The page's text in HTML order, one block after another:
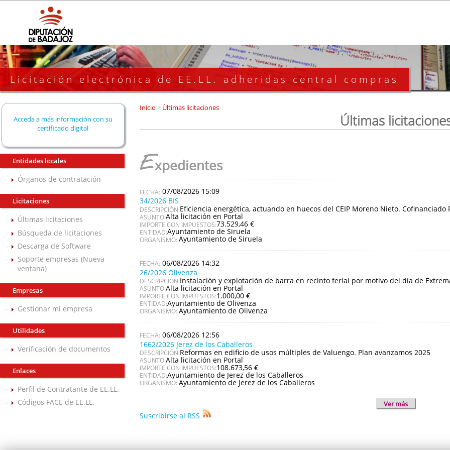
Licitación electrónica de EE.LL. adheridas central compras
Acceda a más información con su
certificado digital
Entidades locales
Órganos de contratación
Licitaciones
Últimas licitaciones
Búsqueda de licitaciones
Descarga de Software
Soporte empresas (Nueva
ventana)
Empresas
Gestionar mi empresa
Utilidades
Verificación de documentos
Enlaces
Perfil de Contratante de EE.LL.
Códigos FACE de EE.LL.
Inicio >Últimas licitaciones
Últimas
Expedientes
07/08/2026 15:09
34/2026 BIS
DESCRIPCIÓN:Eficiencia energética, actuando en huecos del CEIP Moreno Nieto. Cofinanciado
ASUNTO:Alta licitación en Portal
IMPORTE CON IMPUESTOS:73.529,46 €
ENTIDAD:Ayuntamiento de Siruela
ORGANISMO: Ayuntamiento de Siruela
06/08/2026 14:32
26/2026 Olivenza
DESCRIPCIÓN:Instalación y explotación de barra en recinto ferial por motivo del día de
ASUNTO:Alta licitación en Portal
IMPORTE CON IMPUESTOS:1.000,00 €
ENTIDAD:Ayuntamiento de Olivenza
ORGANISMO: Ayuntamiento de Olivenza
06/08/2026 12:56
1662/2026 Jerez de los Caballeros
DESCRIPCIÓN:Reformas en edificio de usos múltiples de Valuengo. Plan avanzamos 2025
ASUNTO:Alta licitación en Portal
IMPORTE CON IMPUESTOS:108.673,56 €
ENTIDAD:Ayuntamiento de Jerez de los Caballeros
ORGANISMO: Ayuntamiento de Jerez de los Caballeros
Ver más
Suscribirse al RSS